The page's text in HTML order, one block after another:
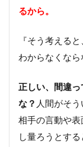
るから。
『そう考える
わからなくなら
正しい、間違
な？ 人間がそ
相手の言動や
し量ろうとす